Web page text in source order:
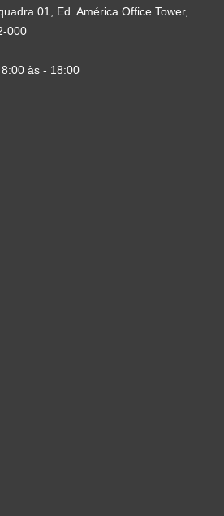
01, Ed. América Office Tower,
000
às - 18:00